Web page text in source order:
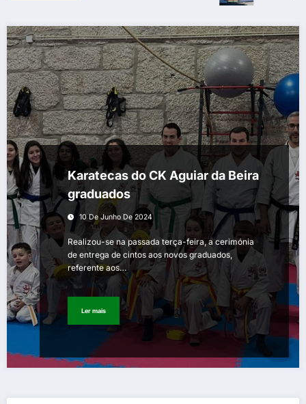
Karatecas do CK Aguiar da Beira
graduados
10 De Junho De 2024
Realizou-se na passada terça-feira, a cerimónia
de entrega de cintos aos novos graduados,
referente aos…
Ler mais